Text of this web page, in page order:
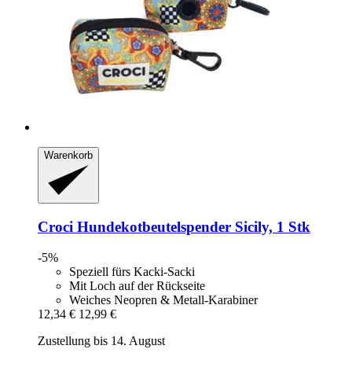
Warenkorb
Croci Hundekotbeutelspender Sicily, 1 Stk
-5%
Speziell fürs Kacki-Sacki
Mit Loch auf der Rückseite
Weiches Neopren & Metall-Karabiner
12,34 € 12,99 €
Zustellung bis 14. August